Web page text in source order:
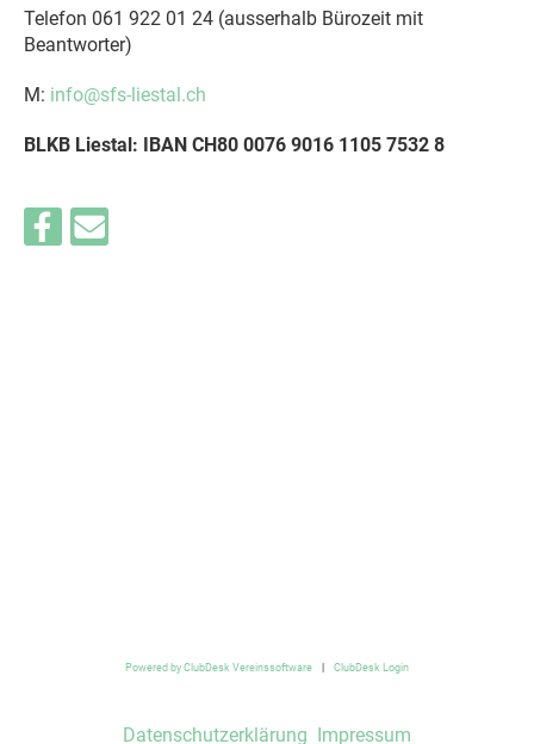
Telefon 061 922 01 24 (ausserhalb Bürozeit mit
Beantworter)
M: info@sfs-liestal.ch
BLKB Liestal: IBAN CH80 0076 9016 1105 7532 8
Powered by ClubDesk Vereinssoftware | ClubDesk Login
Datenschutzerklärung Impressum